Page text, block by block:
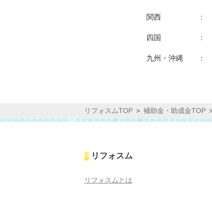
関西 ：
四国 ：
九州・沖縄 ：
リフォスムTOP 補助金・助成金TOP
リフォスム
リフォスムとは